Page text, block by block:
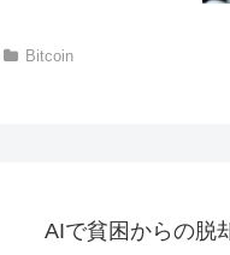
Bitcoin
AIで貧困からの脱